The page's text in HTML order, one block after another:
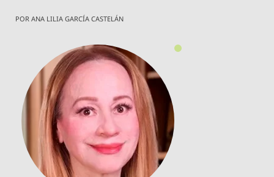
POR ANA LILIA GARCÍA CASTELÁN